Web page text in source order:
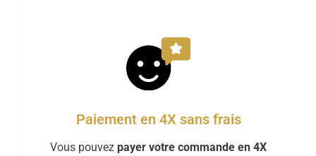
Paiement en 4X sans frais
Vous pouvez payer votre commande en 4X